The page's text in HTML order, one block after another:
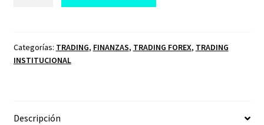
CARDONA
2026
Categorías: TRADING, FINANZAS, TRADING FOREX, TRADING
INSTITUCIONAL
Descripción